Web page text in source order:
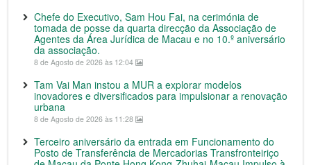
Chefe do Executivo, Sam Hou Fai, na cerimónia de
tomada de posse da quarta direcção da Associação de
Agentes da Área Jurídica de Macau e no 10.º aniversário
da associação.
8 de Agosto de 2026 às 12:04
Tam Vai Man instou a MUR a explorar modelos
inovadores e diversificados para impulsionar a renovação
urbana
8 de Agosto de 2026 às 11:28
Terceiro aniversário da entrada em Funcionamento do
Posto de Transferência de Mercadorias Transfronteiriço